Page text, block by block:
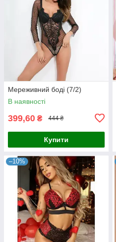
Мереживний боді (7/2)
В наявності
399,60 ₴ 444 ₴
Купити
–10%